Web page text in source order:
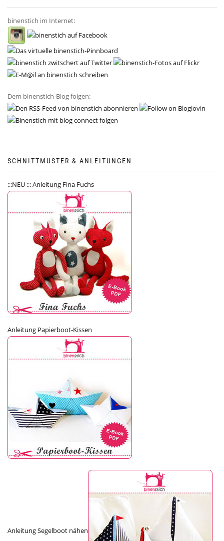
binenstich im Internet:
Dem binenstich-Blog folgen:
SCHNITTMUSTER & ANLEITUNGEN
:::NEU ::: Anleitung Fina Fuchs
Anleitung Papierboot-Kissen
Anleitung Segelboot nähen